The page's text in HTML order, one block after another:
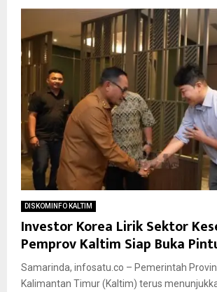
DISKOMINFO KALTIM
Investor Korea Lirik Sektor
Pemprov Kaltim Siap Buka
Samarinda, infosatu.co – Pemerintah
Kalimantan Timur (Kaltim) terus